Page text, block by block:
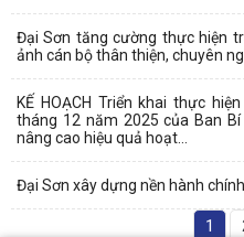
Đại Sơn tăng cường thực hiện
ảnh cán bộ thân thiện, chuyên
KẾ HOẠCH Triển khai thực
tháng 12 năm 2025 của Ban
nâng cao hiệu quả hoạt...
Đại Sơn xây dựng nền hành
1